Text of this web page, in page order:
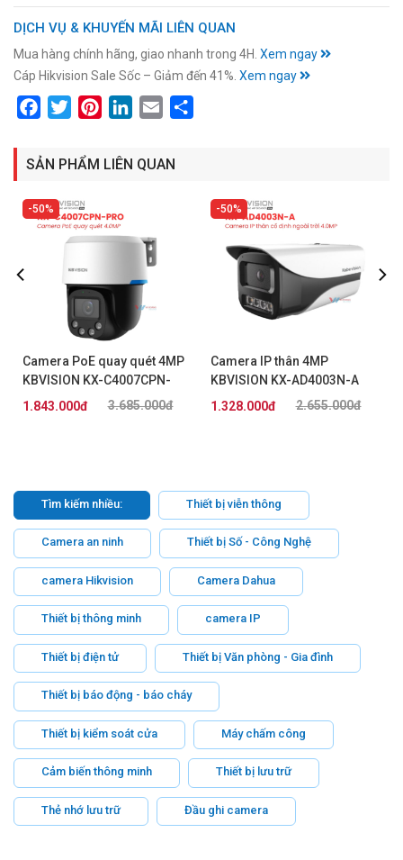
DỊCH VỤ & KHUYẾN MÃI LIÊN QUAN
Mua hàng chính hãng, giao nhanh trong 4H. Xem ngay
Cáp Hikvision Sale Sốc – Giảm đến 41%. Xem ngay
FacebookTwitterPinterestLinkedIn
Email
SẢN PHẨM LIÊN QUAN
50%
Camera PoE quay quét 4MP
KBVISION KX-C4007CPN-
PRO
3.685.000đ
1.843.000đ
50%
Camera IP thân 4MP
KBVISION KX-AD4003N-A
2.655.000đ
1.328.000đ
Tìm kiếm nhiều: Thiết bị viễn thông
Camera an ninh Thiết bị Số - Công Nghệ
camera Hikvision Camera Dahua
Thiết bị thông minh camera IP
Thiết bị điện tử Thiết bị Văn phòng - Gia đình
Thiết bị báo động - báo cháy
Thiết bị kiểm soát cửa Máy chấm công
Cảm biến thông minh Thiết bị lưu trữ
Thẻ nhớ lưu trữ Đầu ghi camera